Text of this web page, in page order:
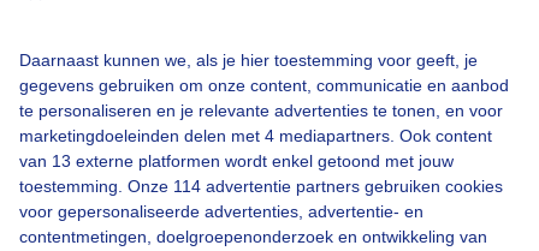
Daarnaast kunnen we, als je hier toestemming voor geeft, je
gegevens gebruiken om onze content, communicatie en aanbod
te personaliseren en je relevante advertenties te tonen, en voor
marketingdoeleinden delen met 4 mediapartners. Ook content
van 13 externe platformen wordt enkel getoond met jouw
toestemming. Onze 114 advertentie partners gebruiken cookies
voor gepersonaliseerde advertenties, advertentie- en
contentmetingen, doelgroepenonderzoek en ontwikkeling van
Een moment geduld aub...